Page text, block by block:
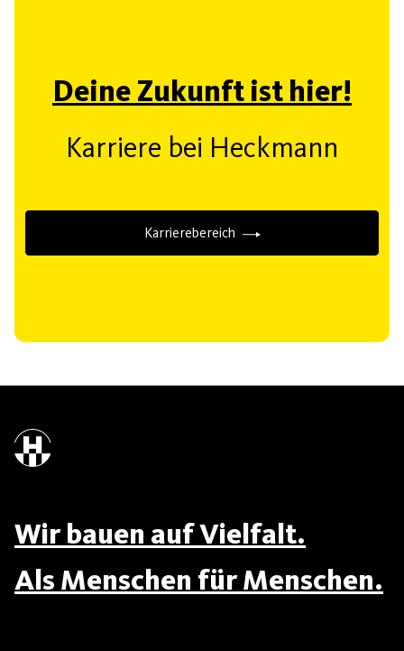
Deine Zukunft ist hier!
Karriere bei Heckmann
Karrierebereich
Wir bauen auf Vielfalt.
Als Menschen für Menschen.